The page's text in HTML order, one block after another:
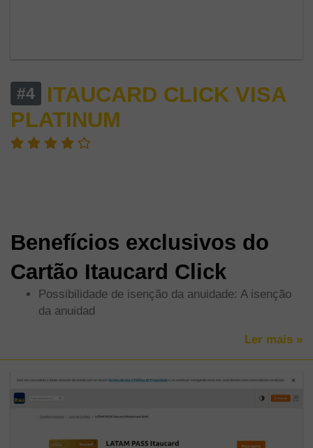
#4
ITAUCARD CLICK VISA
PLATINUM
Benefícios exclusivos do
Cartão Itaucard Click
Possibilidade de isenção da anuidade: A isenção
da anuidad
Ler mais »